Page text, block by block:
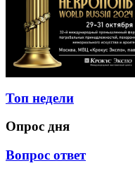
Топ недели
Опрос дня
Вопрос ответ